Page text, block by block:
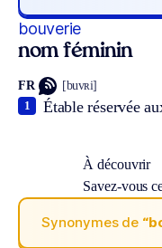
bouverie
nom féminin
FR [buvʀi]
Étable réservée
1
À découvrir
Savez-vous
Synonymes de